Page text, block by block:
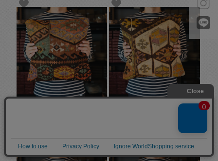
(2021年10月) 【一点物】キ